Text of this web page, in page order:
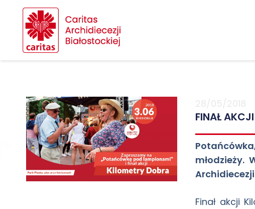
FINAŁ
młodzieży.
Finał akcji